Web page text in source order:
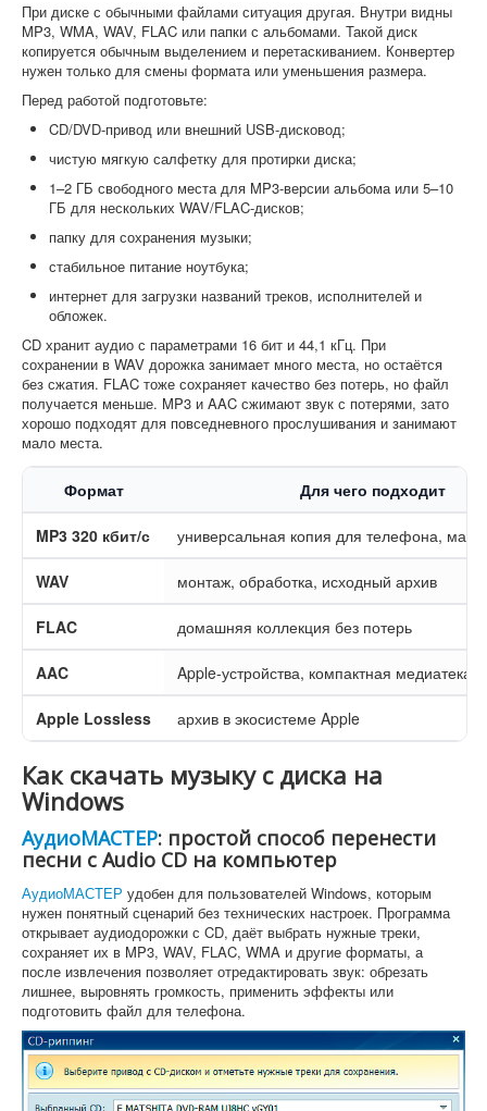
При диске с обычными файлами ситуация другая. Внутри видны
MP3, WMA, WAV, FLAC или папки с альбомами. Такой диск
копируется обычным выделением и перетаскиванием. Конвертер
нужен только для смены формата или уменьшения размера.
Перед работой подготовьте:
CD/DVD-привод или внешний USB-дисковод;
чистую мягкую салфетку для протирки диска;
1–2 ГБ свободного места для MP3-версии альбома или 5–10
ГБ для нескольких WAV/FLAC-дисков;
папку для сохранения музыки;
стабильное питание ноутбука;
интернет для загрузки названий треков, исполнителей и
обложек.
CD хранит аудио с параметрами 16 бит и 44,1 кГц. При
сохранении в WAV дорожка занимает много места, но остаётся
без сжатия. FLAC тоже сохраняет качество без потерь, но файл
получается меньше. MP3 и AAC сжимают звук с потерями, зато
хорошо подходят для повседневного прослушивания и занимают
мало места.
Формат Для чего подходит
MP3 320 кбит/с универсальная копия для телефона,
WAV монтаж, обработка, исходный архив
FLAC домашняя коллекция без потерь
AAC Apple-устройства, компактная медиатека
Apple Lossless архив в экосистеме Apple
Как скачать музыку с диска на
Windows
АудиоМАСТЕР: простой способ перенести
песни с Audio CD на компьютер
АудиоМАСТЕР удобен для пользователей Windows, которым
нужен понятный сценарий без технических настроек. Программа
открывает аудиодорожки с CD, даёт выбрать нужные треки,
сохраняет их в MP3, WAV, FLAC, WMA и другие форматы, а
после извлечения позволяет отредактировать звук: обрезать
лишнее, выровнять громкость, применить эффекты или
подготовить файл для телефона.